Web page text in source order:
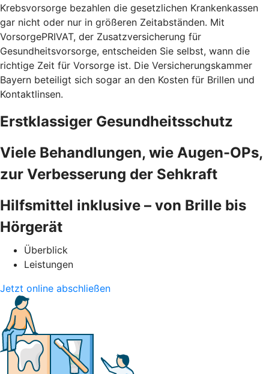
Krebsvorsorge bezahlen die gesetzlichen Krankenkassen
gar nicht oder nur in größeren Zeitabständen. Mit
VorsorgePRIVAT, der Zusatzversicherung für
Gesundheitsvorsorge, entscheiden Sie selbst, wann die
richtige Zeit für Vorsorge ist. Die Versicherungskammer
Bayern beteiligt sich sogar an den Kosten für Brillen und
Kontaktlinsen.
Erstklassiger Gesundheitsschutz
Viele Behandlungen, wie Augen-OPs,
zur Verbesserung der Sehkraft
Hilfsmittel inklusive – von Brille bis
Hörgerät
Überblick
Leistungen
Jetzt online abschließen